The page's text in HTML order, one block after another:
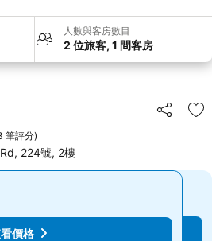
人數與客房數目
2 位旅客, 1 間客房
分享
放
筆評分)
224號, 2樓
查看價格
價格